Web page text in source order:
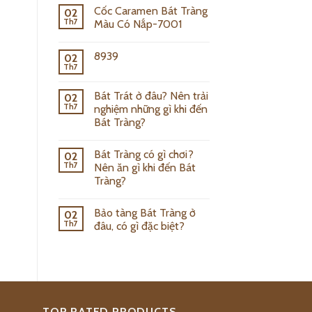
02
Th7
Cốc Caramen Bát Tràng
Màu Có Nắp-7001
02
Th7
8939
02
Th7
Bát Trát ở đâu? Nên trải
nghiệm những gì khi đến
Bát Tràng?
02
Th7
Bát Tràng có gì chơi?
Nên ăn gì khi đến Bát
Tràng?
02
Th7
Bảo tàng Bát Tràng ở
đâu, có gì đặc biệt?